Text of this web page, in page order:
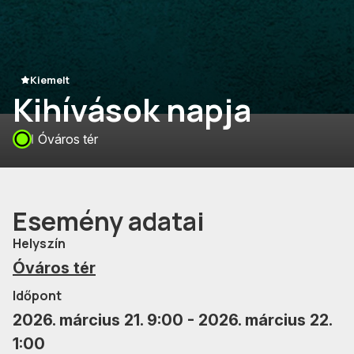
Kiemelt
Kihívások napja
Óváros tér
Esemény adatai
Helyszín
Óváros tér
Időpont
2026. március 21. 9:00 - 2026. március 22.
1:00